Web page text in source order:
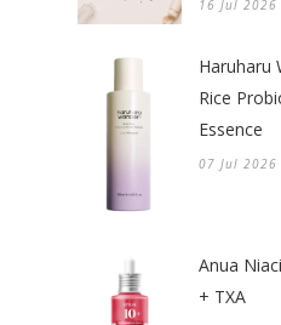
16 Jul 2026
Haruharu
Rice
Essence
07 Jul 2026
Anua
+ TXA